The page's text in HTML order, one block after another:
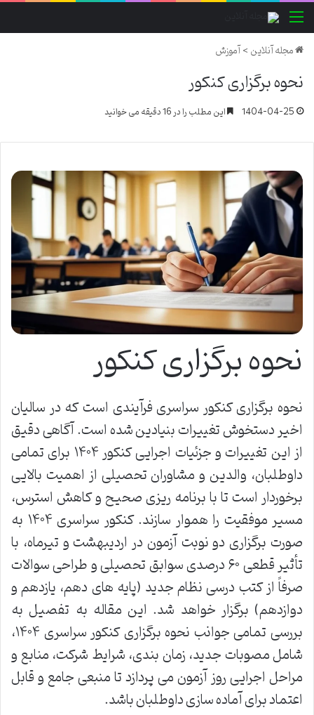
منو
مجله آنلاین>آموزش
نحوه برگزاری کنکور
1404-04-25 این مطلب را در 16 دقیقه می خوانید
نحوه برگزاری کنکور
نحوه برگزاری کنکور سراسری فرآیندی است که در سالیان
اخیر دستخوش تغییرات بنیادین شده است. آگاهی دقیق
از این تغییرات و جزئیات اجرایی کنکور ۱۴۰۴ برای تمامی
داوطلبان، والدین و مشاوران تحصیلی از اهمیت بالایی
برخوردار است تا با برنامه ریزی صحیح و کاهش استرس،
مسیر موفقیت را هموار سازند. کنکور سراسری ۱۴۰۴ به
صورت برگزاری دو نوبت آزمون در اردیبهشت و تیرماه، با
تأثیر قطعی ۶۰ درصدی سوابق تحصیلی و طراحی سوالات
صرفاً از کتب درسی نظام جدید (پایه های دهم، یازدهم و
دوازدهم) برگزار خواهد شد. این مقاله به تفصیل به
بررسی تمامی جوانب نحوه برگزاری کنکور سراسری ۱۴۰۴،
شامل مصوبات جدید، زمان بندی، شرایط شرکت، منابع و
مراحل اجرایی روز آزمون می پردازد تا منبعی جامع و قابل
اعتماد برای آماده سازی داوطلبان باشد.